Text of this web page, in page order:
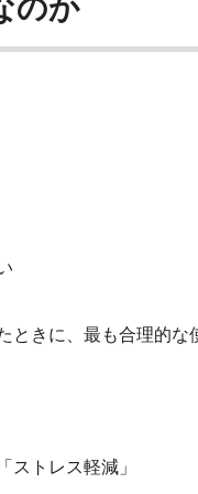
のか
ときに、最も合理的な
ストレス軽減」